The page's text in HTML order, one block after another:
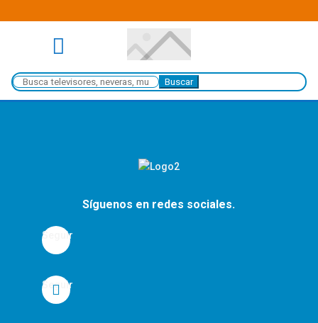

Buscar:
Síguenos en redes sociales.
Seguir
Seguir